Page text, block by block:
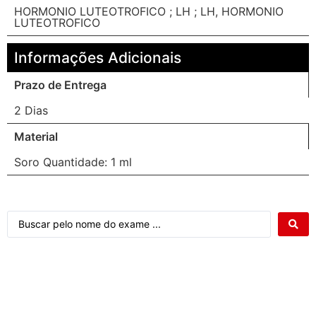
HORMONIO LUTEOTROFICO ; LH ; LH, HORMONIO
LUTEOTROFICO
Informações Adicionais
Prazo de Entrega
2 Dias
Material
Soro Quantidade: 1 ml